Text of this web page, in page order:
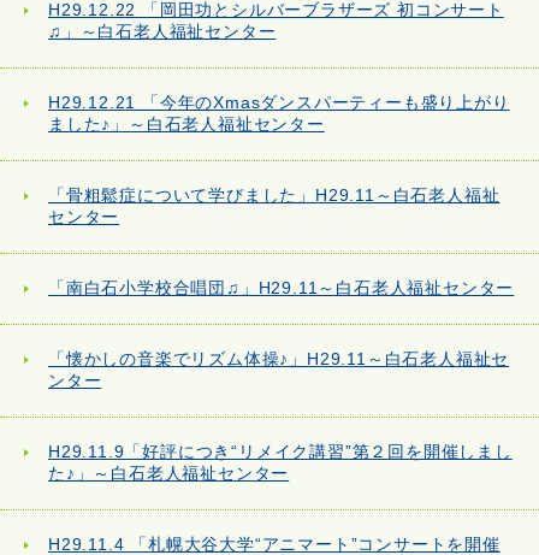
H29.12.22 「岡田功とシルバーブラザーズ 初コンサート
♫」～白石老人福祉センター
H29.12.21 「今年のXmasダンスパーティーも盛り上がり
ました♪」～白石老人福祉センター
「骨粗鬆症について学びました」H29.11～白石老人福祉
センター
「南白石小学校合唱団♫」H29.11～白石老人福祉センター
「懐かしの音楽でリズム体操♪」H29.11～白石老人福祉セ
ンター
H29.11.9「好評につき“リメイク講習”第２回を開催しまし
た♪」～白石老人福祉センター
H29.11.4 「札幌大谷大学“アニマート”コンサートを開催